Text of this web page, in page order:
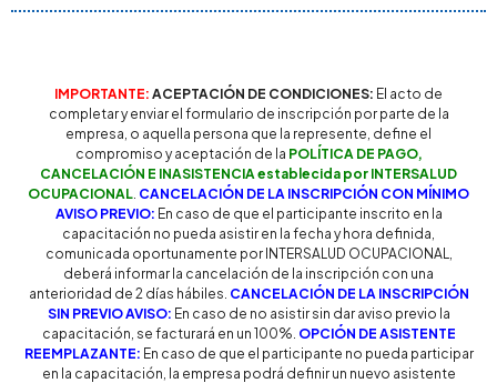
IMPORTANTE: ACEPTACIÓN DE CONDICIONES: El acto de
completar y enviar el formulario de inscripción por parte de la
empresa, o aquella persona que la represente, define el
compromiso y aceptación de la POLÍTICA DE PAGO,
CANCELACIÓN E INASISTENCIA establecida por INTERSALUD
OCUPACIONAL CANCELACIÓN DE LA INSCRIPCIÓN CON MÍNIMO
AVISO PREVIO: En caso de que el participante inscrito en la
capacitación no pueda asistir en la fecha y hora definida,
comunicada oportunamente por INTERSALUD OCUPACIONAL,
deberá informar la cancelación de la inscripción con una
anterioridad de 2 días hábiles. CANCELACIÓN DE LA INSCRIPCIÓN
SIN PREVIO AVISO: En caso de no asistir sin dar aviso previo la
capacitación, se facturará en un 100%. OPCIÓN DE ASISTENTE
REEMPLAZANTE: En caso de que el participante no pueda participar
en la capacitación, la empresa podrá definir un nuevo asistente